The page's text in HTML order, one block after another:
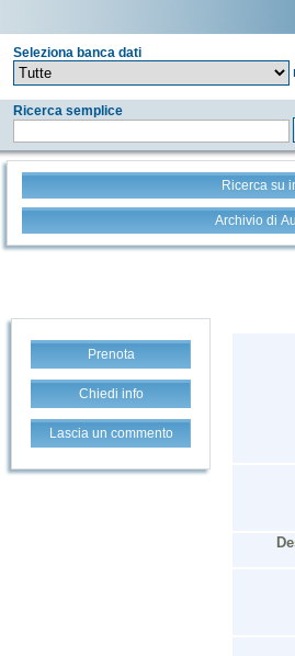
Seleziona banca dati
Ricerca semplice
Ricerca su
Archivio di
Prenota
Chiedi info
Lascia un commento